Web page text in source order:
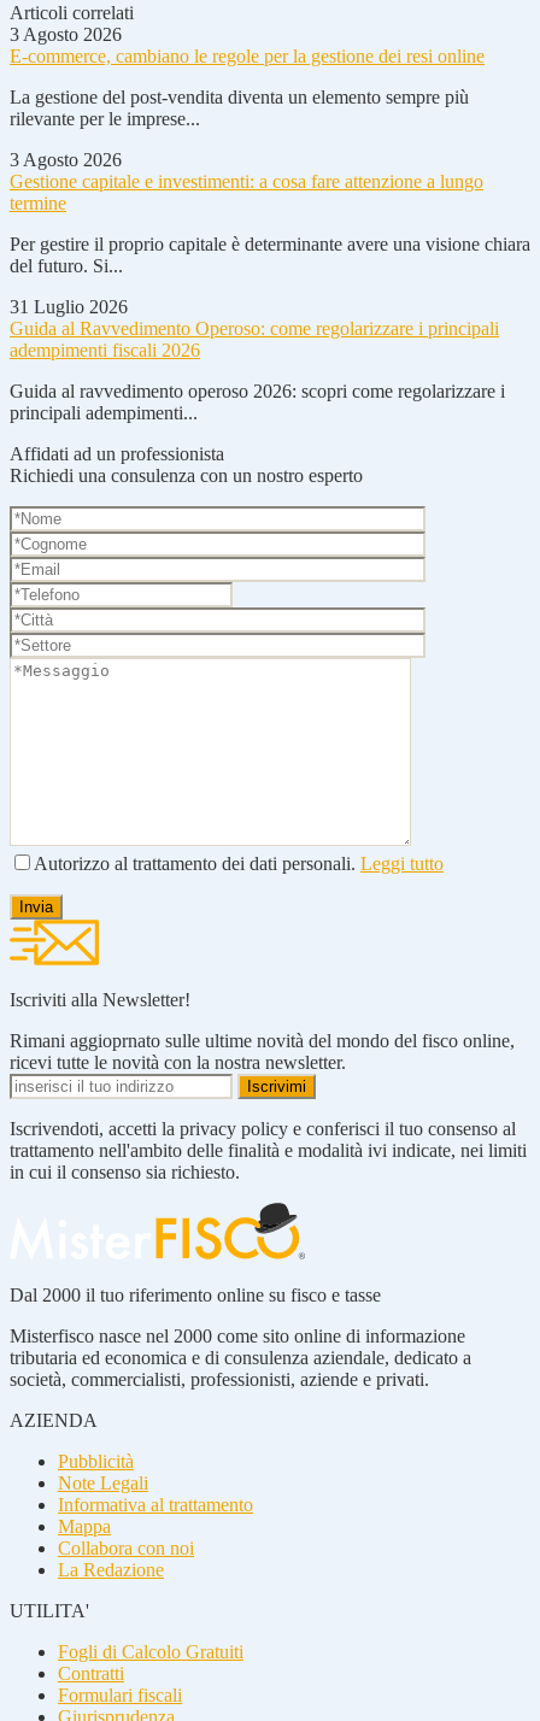
Articoli correlati
3 Agosto 2026
E-commerce, cambiano le regole per la gestione dei resi online
La gestione del post-vendita diventa un elemento sempre più
rilevante per le imprese...
3 Agosto 2026
Gestione capitale e investimenti: a cosa fare attenzione a lungo
termine
Per gestire il proprio capitale è determinante avere una visione chiara
del futuro. Si...
31 Luglio 2026
Guida al Ravvedimento Operoso: come regolarizzare i principali
adempimenti fiscali 2026
Guida al ravvedimento operoso 2026: scopri come regolarizzare i
principali adempimenti...
Affidati ad un professionista
Richiedi una consulenza con un nostro esperto
Autorizzo al trattamento dei dati personali. Leggi tutto
Iscriviti alla Newsletter!
Rimani aggioprnato sulle ultime novità del mondo del fisco online,
ricevi tutte le novità con la nostra newsletter.
Iscrivendoti, accetti la privacy policy e conferisci il tuo consenso al
trattamento nell'ambito delle finalità e modalità ivi indicate, nei limiti
in cui il consenso sia richiesto.
Dal 2000 il tuo riferimento online su fisco e tasse
Misterfisco nasce nel 2000 come sito online di informazione
tributaria ed economica e di consulenza aziendale, dedicato a
società, commercialisti, professionisti, aziende e privati.
AZIENDA
Pubblicità
Note Legali
Informativa al trattamento
Mappa
Collabora con noi
La Redazione
UTILITA'
Fogli di Calcolo Gratuiti
Contratti
Formulari fiscali
Giurisprudenza